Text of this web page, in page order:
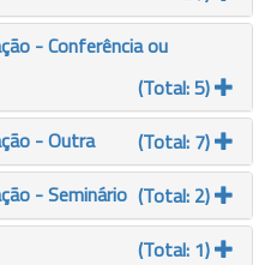
- Conferência ou
(Total: 5)
- Outra
(Total: 7)
- Seminário (Total: 2)
(Total: 1)